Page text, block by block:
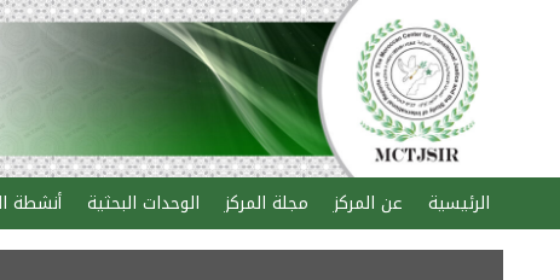
الرئيسية عن المركز مجلة المركز الوحدات البحثية أنشطة